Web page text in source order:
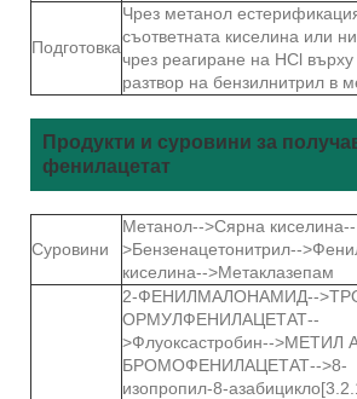
Подготовка
Чрез метанол
съответната киселина или
чрез реагиране на HCl върху
разтвор на бензилнитрил в
Продукти и суровини за
фенилацетат
Суровини
Метанол-->Сярна киселина--
>Бензенацетонитрил--
киселина-->Метаклазепам
2-ФЕНИЛМАЛОНАМИД--
ОРМУЛФЕНИЛАЦЕТАТ--
>Флуоксастробин-->МЕТИЛ
БРОМОФЕНИЛАЦЕТАТ-->8-
изопропил-8-